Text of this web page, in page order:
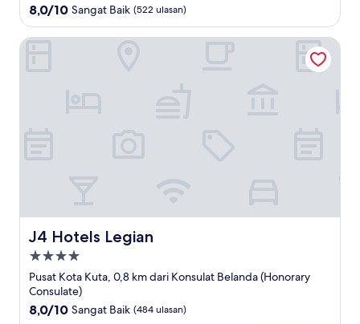
8.0
dari
10,
8,0/10 Sangat Baik (522 ulasan)
J4 Hotels Legian
J4 Hotels Legian
Properti
bintang
4.0
Pusat Kota Kuta, 0,8 km dari Konsulat Belanda (Honorary
Consulate)
8.0
8,0/10 Sangat Baik (484 ulasan)
J4 Hotels Legian